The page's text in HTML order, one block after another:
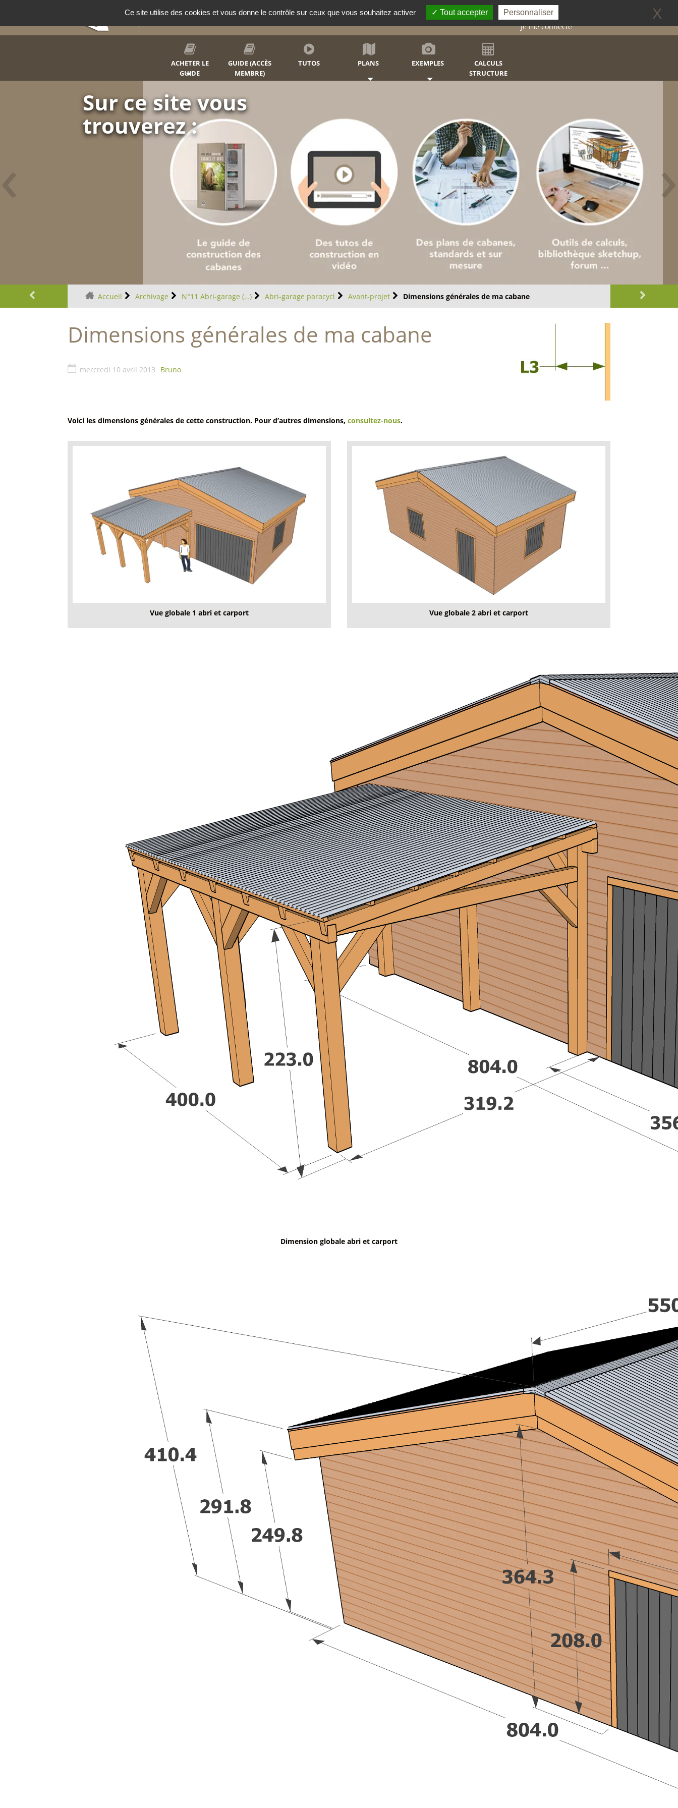
RECHERCHER
Je me connecte
ACHETER LE
GUIDE
GUIDE (ACCÈS
MEMBRE)
TUTOS PLANS EXEMPLES
CALCULS
STRUCTURE
Construisez votre
cabane
Abris de jardin, remise ou simple lieu de
Faites plaisir à vos enfants et votre famille.
‹ ›
Accueil Archivage N°11 Abri-garage (…) Abri-garage paracycl Avant-projet Dimensions générales de ma cabane
Dimensions générales de ma cabane
mercredi 10 avril 2013 Bruno
Voici les dimensions générales de cette construction. Pour d’autres dimensions,consultez-nous.
Vue globale 1 abri et carport Vue globale 2 abri et carport
Dimension globale abri et carport
Ce site utilise des cookies et vous donne le contrôle sur ceux que vous souhaitez activer Tout accepter Personnaliser X